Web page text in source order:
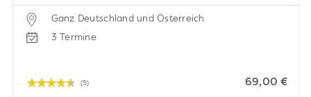
Ganz Deutschland und Österreich
3 Termine
(5) 69,00 €